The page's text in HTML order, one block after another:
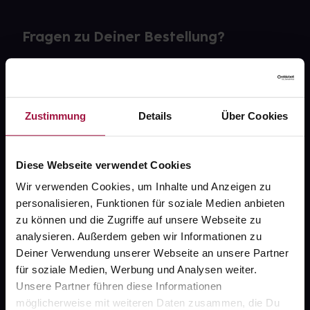
Zustimmung Details Über Cookies
Diese Webseite verwendet Cookies
Wir verwenden Cookies, um Inhalte und Anzeigen zu
personalisieren, Funktionen für soziale Medien anbieten
zu können und die Zugriffe auf unsere Webseite zu
analysieren. Außerdem geben wir Informationen zu
Deiner Verwendung unserer Webseite an unsere Partner
für soziale Medien, Werbung und Analysen weiter.
Unsere Partner führen diese Informationen
möglicherweise mit weiteren Daten zusammen, die Du
Fragen zu Deiner Bestellung?
gesund.de
Über uns
Karriere
Newsletter